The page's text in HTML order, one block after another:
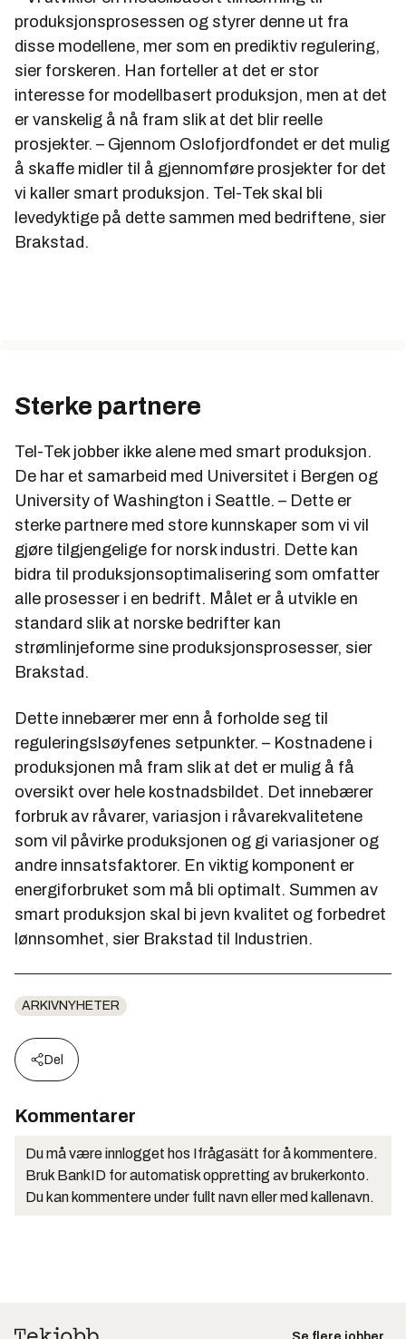
produksjonsprosessen og styrer denne ut fra
disse modellene, mer som en prediktiv regulering,
sier forskeren. Han forteller at det er stor
interesse for modellbasert produksjon, men at det
er vanskelig å nå fram slik at det blir reelle
prosjekter. – Gjennom Oslofjordfondet er det mulig
å skaffe midler til å gjennomføre prosjekter for det
vi kaller smart produksjon. Tel-Tek skal bli
levedyktige på dette sammen med bedriftene, sier
Brakstad.
Sterke partnere
Tel-Tek jobber ikke alene med smart produksjon.
De har et samarbeid med Universitet i Bergen og
University of Washington i Seattle. – Dette er
sterke partnere med store kunnskaper som vi vil
gjøre tilgjengelige for norsk industri. Dette kan
bidra til produksjonsoptimalisering som omfatter
alle prosesser i en bedrift. Målet er å utvikle en
standard slik at norske bedrifter kan
strømlinjeforme sine produksjonsprosesser, sier
Brakstad.
Dette innebærer mer enn å forholde seg til
reguleringslsøyfenes setpunkter. – Kostnadene i
produksjonen må fram slik at det er mulig å få
oversikt over hele kostnadsbildet. Det innebærer
forbruk av råvarer, variasjon i råvarekvalitetene
som vil påvirke produksjonen og gi variasjoner og
andre innsatsfaktorer. En viktig komponent er
energiforbruket som må bli optimalt. Summen av
smart produksjon skal bi jevn kvalitet og forbedret
lønnsomhet, sier Brakstad til Industrien.
ARKIVNYHETER
Del
Kommentarer
Du må være innlogget hos Ifrågasätt for å kommentere.
Bruk BankID for automatisk oppretting av brukerkonto.
Du kan kommentere under fullt navn eller med kallenavn.